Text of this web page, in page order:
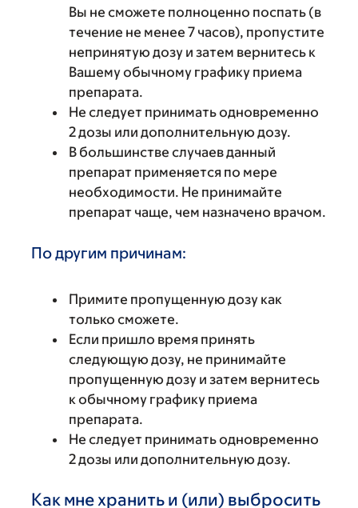
Вы не сможете полноценно поспать (в
течение не менее 7 часов), пропустите
непринятую дозу и затем вернитесь к
Вашему обычному графику приема
препарата.
Не следует принимать одновременно
2 дозы или дополнительную дозу.
В большинстве случаев данный
препарат применяется по мере
необходимости. Не принимайте
препарат чаще, чем назначено врачом.
По другим причинам:
Примите пропущенную дозу как
только сможете.
Если пришло время принять
следующую дозу, не принимайте
пропущенную дозу и затем вернитесь
к обычному графику приема
препарата.
Не следует принимать одновременно
2 дозы или дополнительную дозу.
Как мне хранить и (или) выбросить